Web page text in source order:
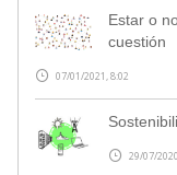
Estar o
cuestión
07/01/2021, 8:02
29/07/